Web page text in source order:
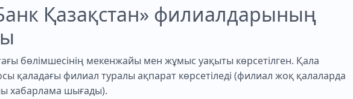
Қазақстан» филиалдарының
бөлімшесінің мекенжайы мен жұмыс уақыты көрсетілген. Қала
қаладағы филиал туралы ақпарат көрсетіледі (филиал жоқ қалаларда
хабарлама шығады).